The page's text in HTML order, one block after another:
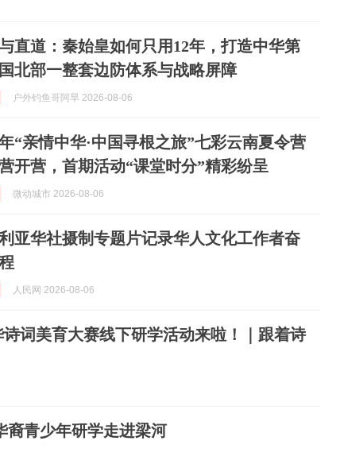
直道：秦始皇如何只用12年，打造中华第
北部一整套边防体系与战略屏障
户外钓鱼哥阿旱 2026-08-06
“亲情中华·中国寻根之旅”七彩云南夏令营
开营，首期活动“课堂时分”精彩纷呈
微动城市 2026-08-06
亚华社摄制专题片记录华人文化工作者奋
人民网 2026-08-06
词美育大赛线下研学活动来啦！｜跟着诗
裔青少年研学走进梁河